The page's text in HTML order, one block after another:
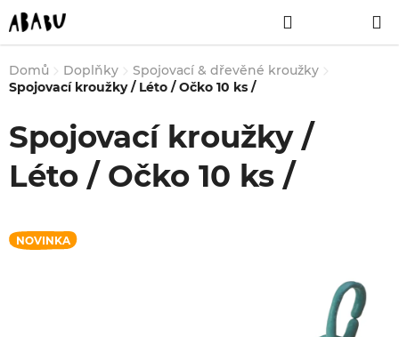
Přejít
na
obsah
NÁKUPNÍ
KOŠÍK
Domů
Doplňky
Spojovací & dřevěné kroužky
Spojovací kroužky / Léto / Očko 10 ks /
Spojovací kroužky /
Léto / Očko 10 ks /
NOVINKA